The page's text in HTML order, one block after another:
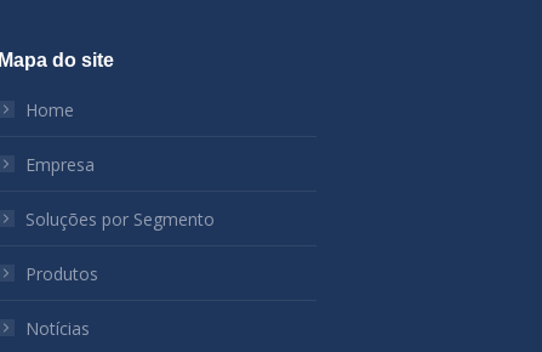
Mapa do site
Home
Empresa
Soluções por Segmento
Produtos
Notícias